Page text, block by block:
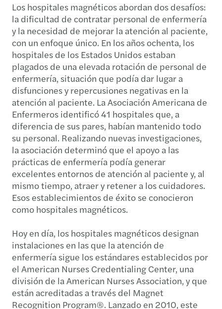
Los hospitales magnéticos abordan dos desafíos:
la dificultad de contratar personal de enfermería
y la necesidad de mejorar la atención al paciente,
con un enfoque único. En los años ochenta, los
hospitales de los Estados Unidos estaban
plagados de una elevada rotación de personal de
enfermería, situación que podía dar lugar a
disfunciones y repercusiones negativas en la
atención al paciente. La Asociación Americana de
Enfermeros identificó 41 hospitales que, a
diferencia de sus pares, habían mantenido todo
su personal. Realizando nuevas investigaciones,
la asociación determinó que el apoyo a las
prácticas de enfermería podía generar
excelentes entornos de atención al paciente y, al
mismo tiempo, atraer y retener a los cuidadores.
Esos establecimientos de éxito se conocieron
como hospitales magnéticos.
Hoy en día, los hospitales magnéticos designan
instalaciones en las que la atención de
enfermería sigue los estándares establecidos por
el American Nurses Credentialing Center, una
división de la American Nurses Association, y que
están acreditadas a través del Magnet
Recognition Program®. Lanzado en 2010, este